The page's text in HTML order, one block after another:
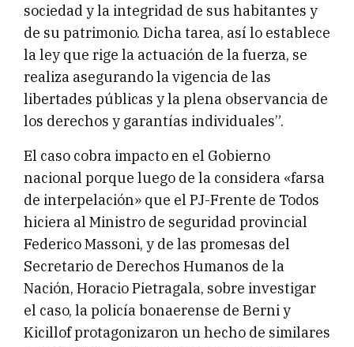
sociedad y la integridad de sus habitantes y
de su patrimonio. Dicha tarea, así lo establece
la ley que rige la actuación de la fuerza, se
realiza asegurando la vigencia de las
libertades públicas y la plena observancia de
los derechos y garantías individuales”.
El caso cobra impacto en el Gobierno
nacional porque luego de la considera «farsa
de interpelación» que el PJ-Frente de Todos
hiciera al Ministro de seguridad provincial
Federico Massoni, y de las promesas del
Secretario de Derechos Humanos de la
Nación, Horacio Pietragala, sobre investigar
el caso, la policía bonaerense de Berni y
Kicillof protagonizaron un hecho de similares